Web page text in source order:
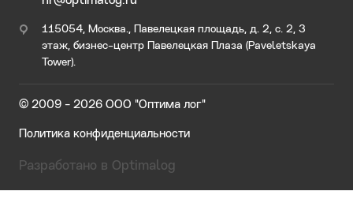
115054, Москва., Павелецкая площадь, д. 2, с. 2, 3
этаж, бизнес-центр Павелецкая Плаза (Paveletskaya
Tower).
© 2009 - 2026 ООО "Оптима лог"
Политика конфиденциальности
Разработано в Optimalog